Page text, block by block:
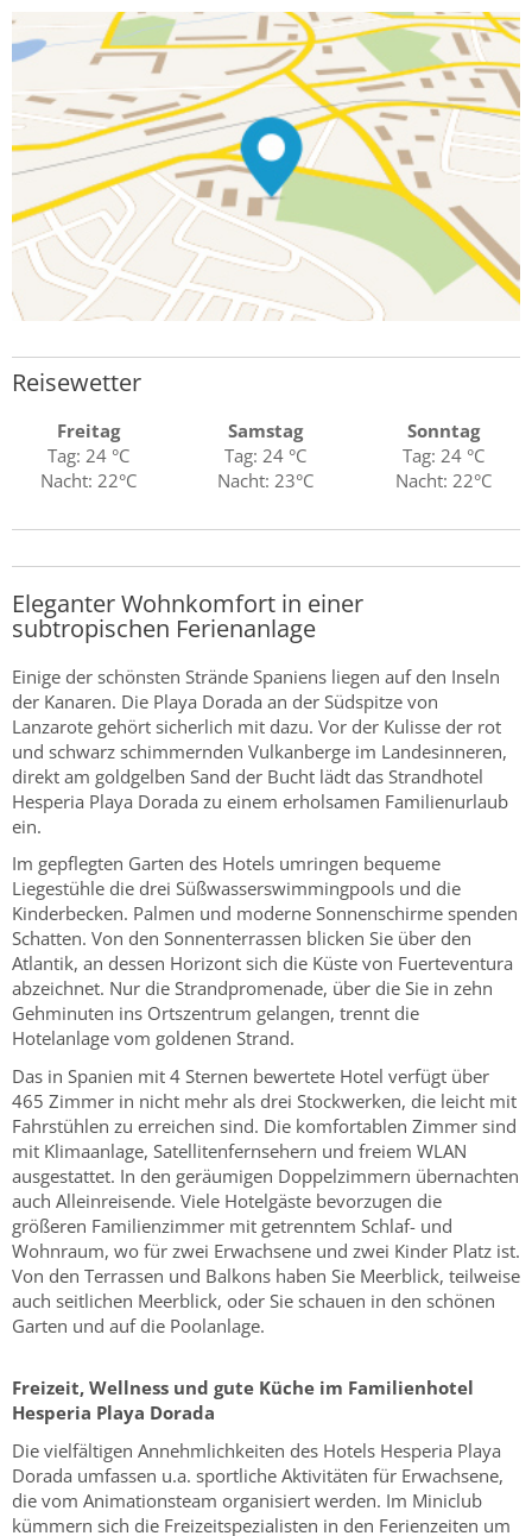
Reisewetter
Freitag
Tag: 24 °C
Nacht: 22°C
Samstag
Tag: 24 °C
Nacht: 23°C
Sonntag
Tag: 24 °C
Nacht: 22°C
Eleganter Wohnkomfort in einer
subtropischen Ferienanlage
Einige der schönsten Strände Spaniens liegen auf den Inseln
der Kanaren. Die Playa Dorada an der Südspitze von
Lanzarote gehört sicherlich mit dazu. Vor der Kulisse der rot
und schwarz schimmernden Vulkanberge im Landesinneren,
direkt am goldgelben Sand der Bucht lädt das Strandhotel
Hesperia Playa Dorada zu einem erholsamen Familienurlaub
ein.
Im gepflegten Garten des Hotels umringen bequeme
Liegestühle die drei Süßwasserswimmingpools und die
Kinderbecken. Palmen und moderne Sonnenschirme spenden
Schatten. Von den Sonnenterrassen blicken Sie über den
Atlantik, an dessen Horizont sich die Küste von Fuerteventura
abzeichnet. Nur die Strandpromenade, über die Sie in zehn
Gehminuten ins Ortszentrum gelangen, trennt die
Hotelanlage vom goldenen Strand.
Das in Spanien mit 4 Sternen bewertete Hotel verfügt über
465 Zimmer in nicht mehr als drei Stockwerken, die leicht mit
Fahrstühlen zu erreichen sind. Die komfortablen Zimmer sind
mit Klimaanlage, Satellitenfernsehern und freiem WLAN
ausgestattet. In den geräumigen Doppelzimmern übernachten
auch Alleinreisende. Viele Hotelgäste bevorzugen die
größeren Familienzimmer mit getrenntem Schlaf- und
Wohnraum, wo für zwei Erwachsene und zwei Kinder Platz ist.
Von den Terrassen und Balkons haben Sie Meerblick, teilweise
auch seitlichen Meerblick, oder Sie schauen in den schönen
Garten und auf die Poolanlage.
Freizeit, Wellness und gute Küche im Familienhotel
Hesperia Playa Dorada
Die vielfältigen Annehmlichkeiten des Hotels Hesperia Playa
Dorada umfassen u.a. sportliche Aktivitäten für Erwachsene,
die vom Animationsteam organisiert werden. Im Miniclub
kümmern sich die Freizeitspezialisten in den Ferienzeiten um